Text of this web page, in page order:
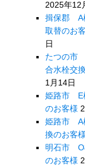
2025年12
揖保郡 A
取替のお
日
たつの市
合水栓交
1月14日
姫路市 E
のお客様
姫路市 A
換のお客様
明石市
のお客様